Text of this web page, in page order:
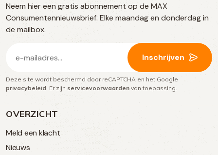
OVERZICHT
Meld een klacht
Nieuws
social
media
Neem hier een gratis abonnement op de MAX
Consumentennieuwsbrief. Elke maandag en donderdag in
de mailbox.
mailadres
(Vereist)
Inschrijven
Deze site wordt beschermd door reCAPTCHA en het Google
privacybeleid . Er zijn servicevoorwaarden van toepassing.